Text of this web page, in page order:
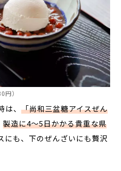
円）
は、「尚和三盆糖アイスぜん
製造に4〜5日かかる貴重な県
にも、下のぜんざいにも贅沢